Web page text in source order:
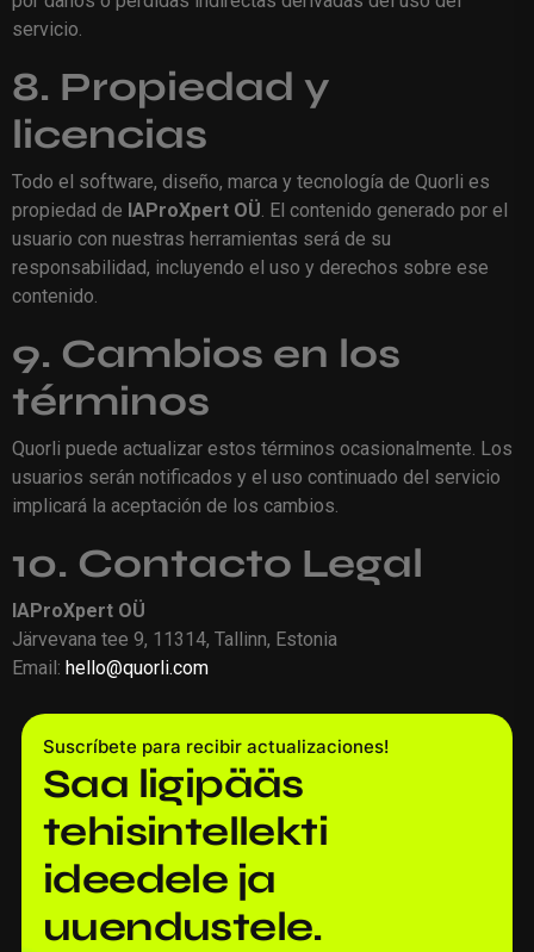
servicio.
8. Propiedad y
licencias
Todo el software, diseño, marca y tecnología de Quorli es
propiedad de IAProXpert OÜ. El contenido generado por el
usuario con nuestras herramientas será de su
responsabilidad, incluyendo el uso y derechos sobre ese
contenido.
9. Cambios en los
términos
Quorli puede actualizar estos términos ocasionalmente. Los
usuarios serán notificados y el uso continuado del servicio
implicará la aceptación de los cambios.
10. Contacto Legal
IAProXpert OÜ
Järvevana tee 9, 11314, Tallinn, Estonia
Email: hello@quorli.com
Suscríbete para recibir actualizaciones!
Saa ligipääs
tehisintellekti
ideedele ja
uuendustele.